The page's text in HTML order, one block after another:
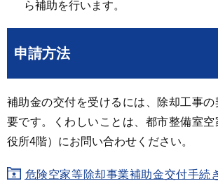
ら補助を行います。
申請方法
補助金の交付を受けるには、除却工事
要です。くわしいことは、都市整備室
役所4階）にお問い合わせください。
危険空家等除却事業補助金交付手続